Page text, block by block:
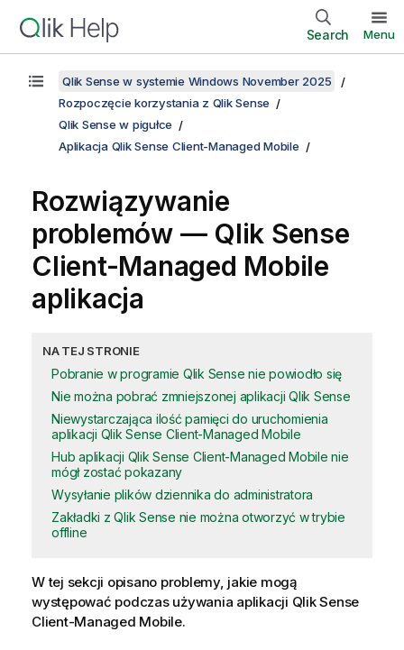
Search Menu
Qlik Sense w systemie Windows November 2025
Rozpoczęcie korzystania z Qlik Sense
Qlik Sense w pigułce
Aplikacja Qlik Sense Client-Managed Mobile
Rozwiązywanie
problemów — Qlik Sense
Client-Managed Mobile
aplikacja
NA TEJ STRONIE
Pobranie w programie Qlik Sense nie powiodło się
Nie można pobrać zmniejszonej aplikacji Qlik Sense
Niewystarczająca ilość pamięci do uruchomienia
aplikacji Qlik Sense Client-Managed Mobile
Hub aplikacji Qlik Sense Client-Managed Mobile nie
mógł zostać pokazany
Wysyłanie plików dziennika do administratora
Zakładki z Qlik Sense nie można otworzyć w trybie
offline
W tej sekcji opisano problemy, jakie mogą
występować podczas używania aplikacji Qlik Sense
Client-Managed Mobile.